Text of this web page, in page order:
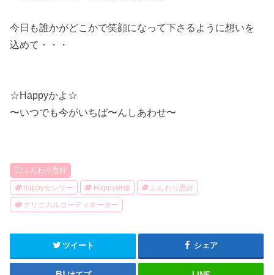
今日も誰かがどこかで笑顔になって下さるように想いを
込めて・・・
☆Happyかよ☆
〜いつでも今がいちば〜んしあわせ〜
ふんわり思好
happyセンサー Happy研修 ふんわり思好
クリニカルコーディネーター
ツイート シェア